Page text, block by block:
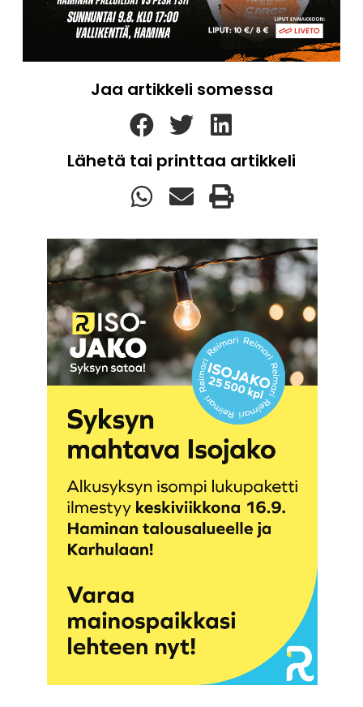
Jaa artikkeli somessa
Lähetä tai printtaa artikkeli